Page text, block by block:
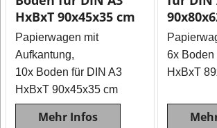
HxBxT 90x45x35 cm
Papierwagen mit
Aufkantung,
10x Boden für DIN A3
HxBxT 90x45x35 cm
Mehr Infos
6x Boden
HxBxT